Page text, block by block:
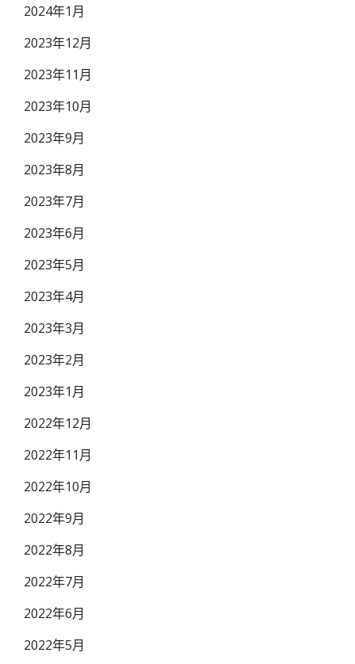
2024年1月
2023年12月
2023年11月
2023年10月
2023年9月
2023年8月
2023年7月
2023年6月
2023年5月
2023年4月
2023年3月
2023年2月
2023年1月
2022年12月
2022年11月
2022年10月
2022年9月
2022年8月
2022年7月
2022年6月
2022年5月